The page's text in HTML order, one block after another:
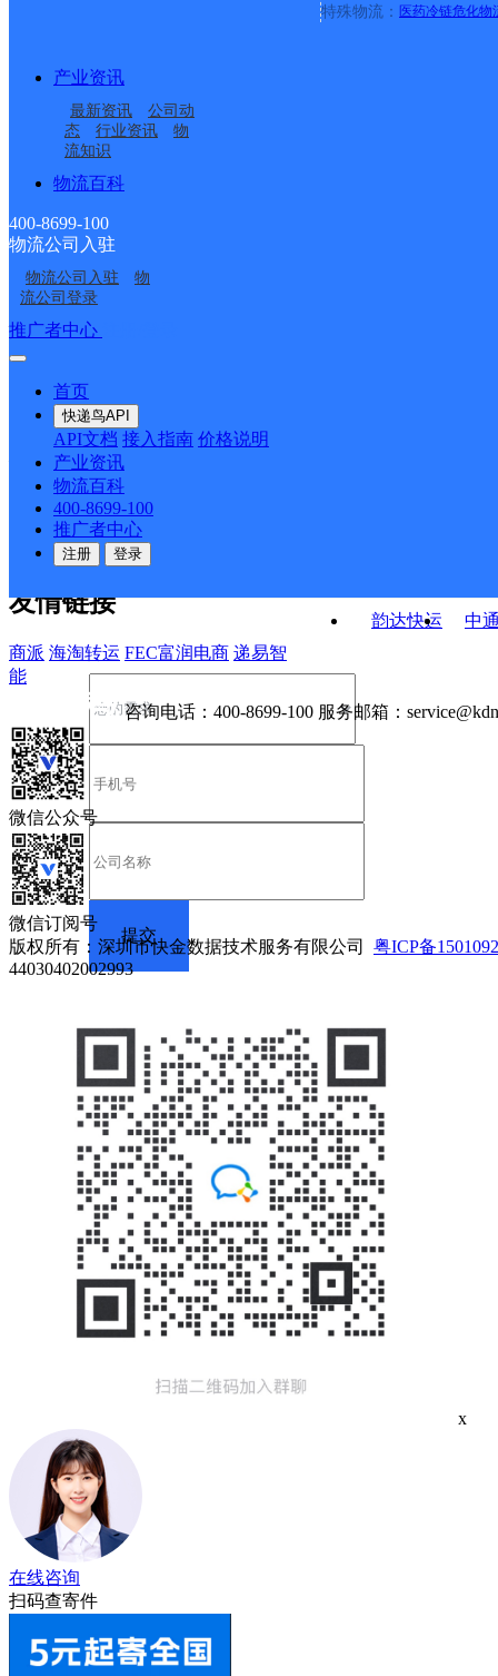
特殊物流： 医药冷链危化物
产业资讯
最新资讯
公司动
态
行业资讯
物
流知识
物流百科
400-8699-100
物流公司入驻
物流公司入驻
物
流公司登录
推广者中心
首页
快递鸟API
API文档 接入指南 价格说明
产业资讯
物流百科
400-8699-100
推广者中心
注册 登录
嵩明杨林镇
云南嵩明公司
小街邮政支局
云大滇池学院邮政所
白邑邮政所
嵩明二部
韵达快运
中
接口API
API接口 DEMO下载
关于我们
公司介绍 企业动态
合作伙伴 快递鸟接口服务协议
户隐私政策
友情链接
商派 海淘转运 FEC富润电商 递易智
能
咨询电话： 400-8699-100 服务邮箱：
微信公众号
微信订阅号
版权所有：深圳市快金数据技术服务有限公司 粤ICP备
44030402002993
x
在线咨询
扫码查寄件